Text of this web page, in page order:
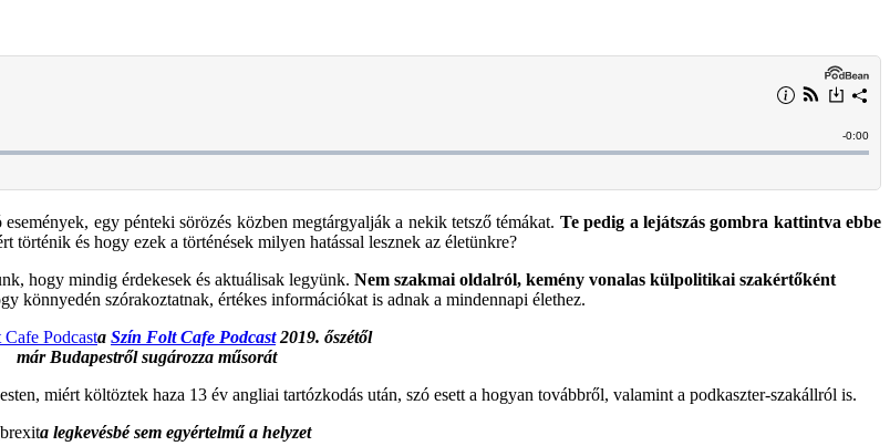
egy pénteki sörözés közben megtárgyalják a nekik tetsző témákat. Te pedig a lejátszás gombra kattintva ebbe
és hogy ezek a történések milyen hatással lesznek az életünkre?
hogy mindig érdekesek és aktuálisak legyünk. Nem szakmai oldalról, kemény vonalas külpolitikai szakértőként
könnyedén szórakoztatnak, értékes információkat is adnak a mindennapi élethez.
a Szín Folt Cafe Podcast2019. őszétől
már Budapestről sugározza műsorát
miért költöztek haza 13 év angliai tartózkodás után, szó esett a hogyan továbbről, valamint a podkaszter-szakállról is.
a legkevésbé sem egyértelmű a helyzet